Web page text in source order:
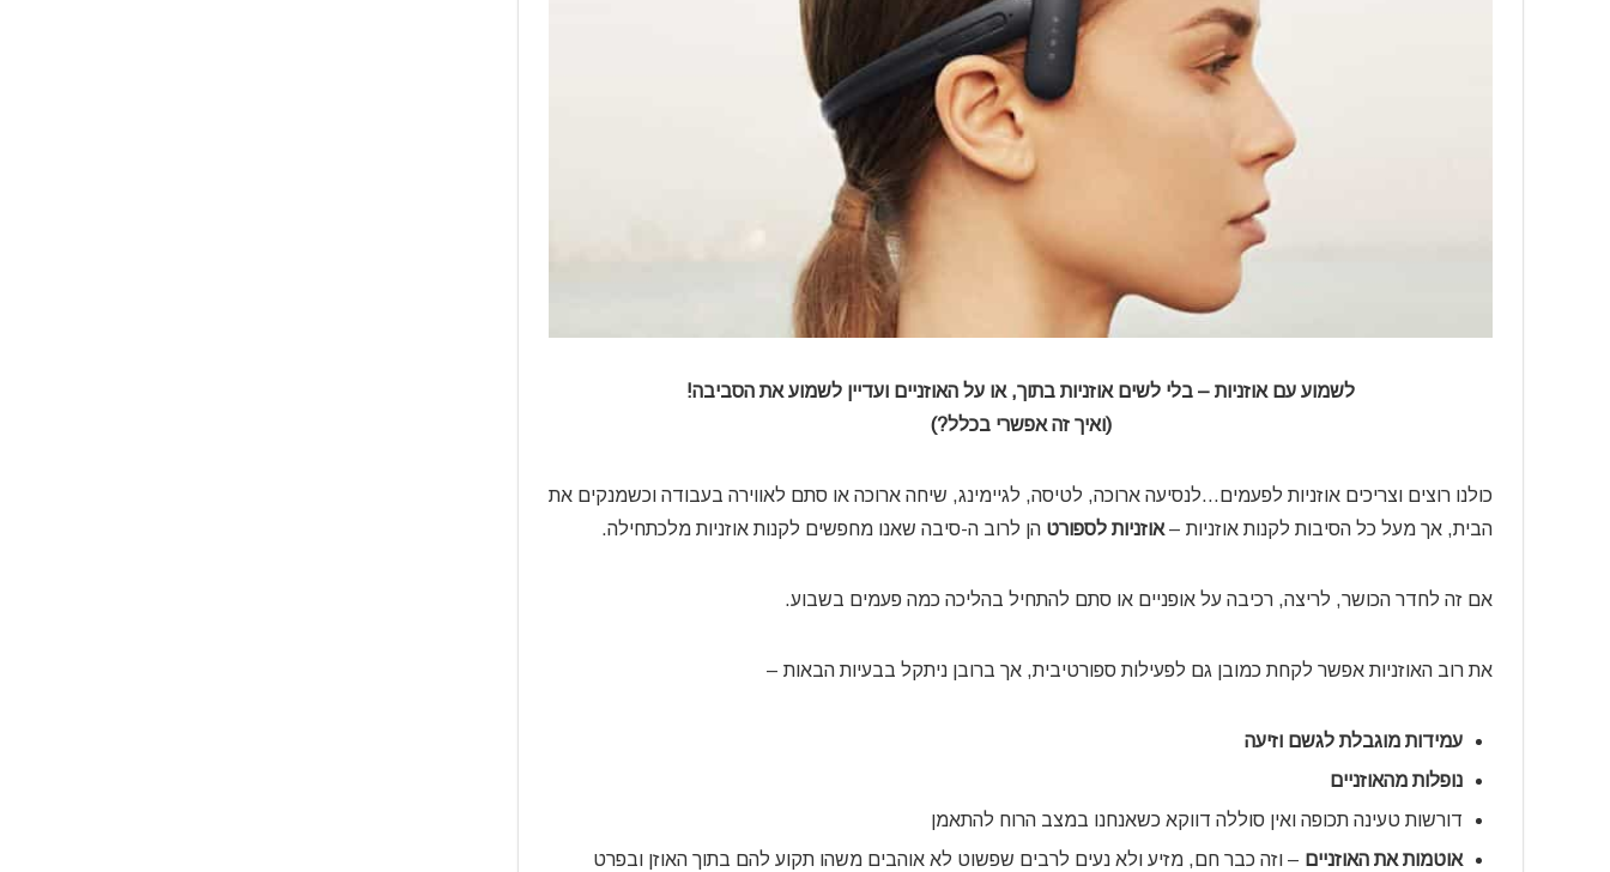
לשמוע עם אוזניות – בלי לשים אוזניות בתוך, או על האוזניים ועדיין לשמוע את הסביבה!
(ואיך זה אפשרי בכלל?)
כולנו רוצים וצריכים אוזניות לפעמים…לנסיעה ארוכה, לטיסה, לגיימינג, שיחה ארוכה או סתם לאווירה בעבודה וכשמנקים את
הבית, אך מעל כל הסיבות לקנות אוזניות – אוזניות לספורט הן לרוב ה-סיבה שאנו מחפשים לקנות אוזניות מלכתחילה.
אם זה לחדר הכושר, לריצה, רכיבה על אופניים או סתם להתחיל בהליכה כמה פעמים בשבוע.
את רוב האוזניות אפשר לקחת כמובן גם לפעילות ספורטיבית, אך ברובן ניתקל בבעיות הבאות –
עמידות מוגבלת לגשם וזיעה
נופלות מהאוזניים
דורשות טעינה תכופה ואין סוללה דווקא כשאנחנו במצב הרוח להתאמן
אוטמות את האוזניים – וזה כבר חם, מזיע ולא נעים לרבים שפשוט לא אוהבים משהו תקוע להם בתוך האוזן ובפרט